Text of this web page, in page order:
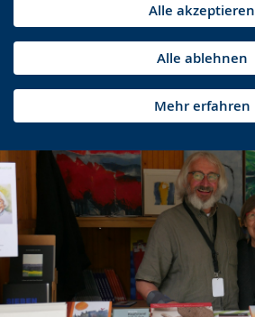
Alle akzeptieren
Alle ablehnen
Mehr erfahren